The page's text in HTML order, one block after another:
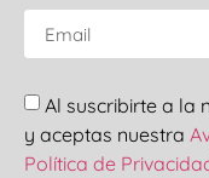
Al suscribirte a la
y aceptas nuestra
Política de